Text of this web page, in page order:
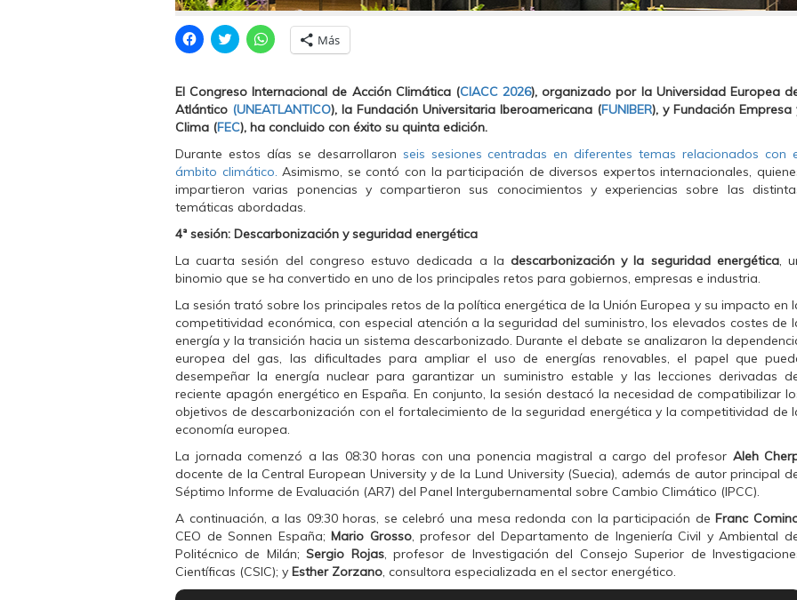
H
a
i
c
p
a
a
c
o
m
p
a
t
r
e
n
a
c
e
b
o
o
k
(
S
e
a
b
e
e
n
u
n
v
e
n
t
a
n
a
H
a
i
c
p
a
a
c
o
m
p
a
t
r
e
n
w
t
t
e
r
(
S
e
a
b
e
n
u
n
a
e
n
t
a
n
a
n
H
a
i
c
p
a
a
c
o
m
p
a
t
r
e
n
h
a
t
s
A
p
S
e
a
b
e
e
n
u
n
v
e
n
t
a
n
a
Más
ElCongreso Internacional de Acción Climática (CIACC 2026), organizado por la Universidad Europea
Atlántico (UNEATLANTICO), la Fundación Universitaria Iberoamericana (FUNIBER), y Fundación Empresa
Clima (FEC), ha concluido con éxito su quinta edición.
Durante estos días se desarrollaron seis sesiones centradas en diferentes temas relacionados con
ámbito climático. Asimismo, se contó con la participación de diversos expertos internacionales,
impartieron varias ponencias y compartieron sus conocimientos y experiencias sobre las
temáticas abordadas.
4ª sesión: Descarbonización y seguridad energética
La cuarta sesión del congreso estuvo dedicada a la descarbonización y la seguridad energética,
binomio que se ha convertido en uno de los principales retos para gobiernos, empresas e industria.
La sesión trató sobre los principales retos de la política energética de la Unión Europea y su impacto en
competitividad económica, con especial atención a la seguridad del suministro, los elevados costes de
energía y la transición hacia un sistema descarbonizado. Durante el debate se analizaron la
europea del gas, las dificultades para ampliar el uso de energías renovables, el papel que
desempeñar la energía nuclear para garantizar un suministro estable y las lecciones derivadas
reciente apagón energético en España. En conjunto, la sesión destacó la necesidad de compatibilizar
objetivos de descarbonización con el fortalecimiento de la seguridad energética y la competitividad de
economía europea.
La jornada comenzó a las 08:30 horas con una ponencia magistral a cargo del profesor Aleh
docente de la Central European University y de la Lund University (Suecia), además de autor principal
Séptimo Informe de Evaluación (AR7) del Panel Intergubernamental sobre Cambio Climático (IPCC).
A continuación, a las 09:30 horas, se celebró una mesa redonda con la participación deFranc
CEO de Sonnen España;Mario Grosso, profesor del Departamento de Ingeniería Civil y Ambiental
Politécnico de Milán;Sergio Rojas, profesor de Investigación del Consejo Superior de
Científicas (CSIC); y Esther Zorzano, consultora especializada en el sector energético.